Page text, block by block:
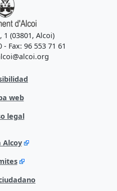
1 (03801, Alcoi)
- Fax: 96 553 71 61
web
legal
Alcoy